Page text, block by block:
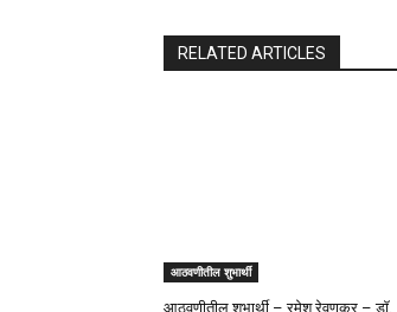
RELATED ARTICLES
आठवणीतील शुभार्थी
आठवणीतील शुभार्थी – रमेश रेवणकर – डॉ.